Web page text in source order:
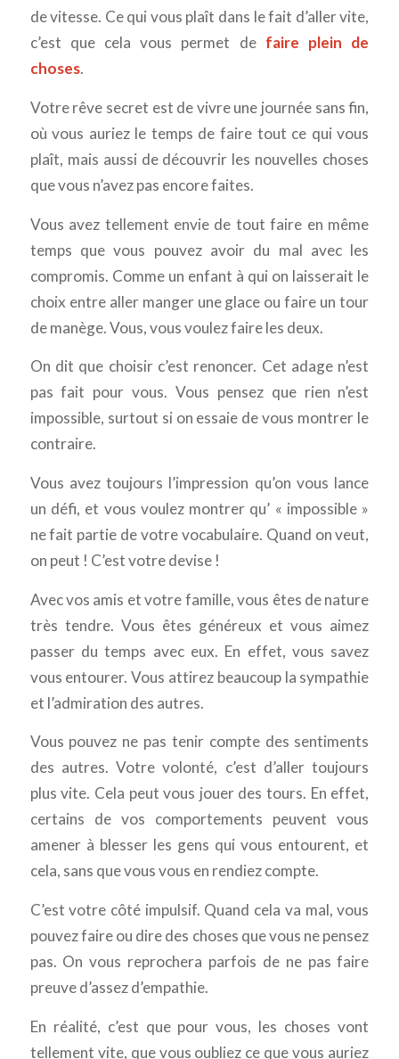
de vitesse. Ce qui vous plaît dans le fait d’aller vite,
c’est que cela vous permet de faire plein de
choses.
Votre rêve secret est de vivre une journée sans fin,
où vous auriez le temps de faire tout ce qui vous
plaît, mais aussi de découvrir les nouvelles choses
que vous n’avez pas encore faites.
Vous avez tellement envie de tout faire en même
temps que vous pouvez avoir du mal avec les
compromis. Comme un enfant à qui on laisserait le
choix entre aller manger une glace ou faire un tour
de manège. Vous, vous voulez faire les deux.
On dit que choisir c’est renoncer. Cet adage n’est
pas fait pour vous. Vous pensez que rien n’est
impossible, surtout si on essaie de vous montrer le
contraire.
Vous avez toujours l’impression qu’on vous lance
un défi, et vous voulez montrer qu’ « impossible »
ne fait partie de votre vocabulaire. Quand on veut,
on peut ! C’est votre devise !
Avec vos amis et votre famille, vous êtes de nature
très tendre. Vous êtes généreux et vous aimez
passer du temps avec eux. En effet, vous savez
vous entourer. Vous attirez beaucoup la sympathie
et l’admiration des autres.
Vous pouvez ne pas tenir compte des sentiments
des autres. Votre volonté, c’est d’aller toujours
plus vite. Cela peut vous jouer des tours. En effet,
certains de vos comportements peuvent vous
amener à blesser les gens qui vous entourent, et
cela, sans que vous vous en rendiez compte.
C’est votre côté impulsif. Quand cela va mal, vous
pouvez faire ou dire des choses que vous ne pensez
pas. On vous reprochera parfois de ne pas faire
preuve d’assez d’empathie.
En réalité, c’est que pour vous, les choses vont
tellement vite, que vous oubliez ce que vous auriez